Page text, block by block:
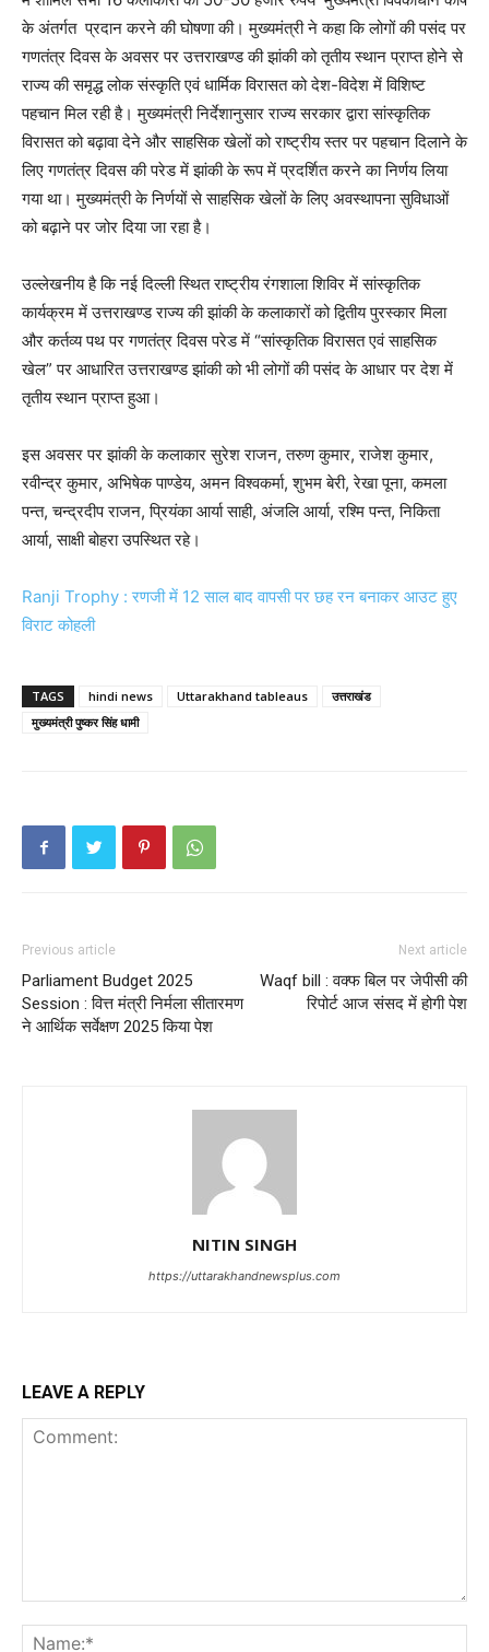
के अंतर्गत प्रदान करने की घोषणा की। मुख्यमंत्री ने कहा कि लोगों की पसंद पर
गणतंत्र दिवस के अवसर पर उत्तराखण्ड की झांकी को तृतीय स्थान प्राप्त होने से
राज्य की समृद्ध लोक संस्कृति एवं धार्मिक विरासत को देश-विदेश में विशिष्ट
पहचान मिल रही है। मुख्यमंत्री निर्देशानुसार राज्य सरकार द्वारा सांस्कृतिक
विरासत को बढ़ावा देने और साहसिक खेलों को राष्ट्रीय स्तर पर पहचान दिलाने के
लिए गणतंत्र दिवस की परेड में झांकी के रूप में प्रदर्शित करने का निर्णय लिया
गया था। मुख्यमंत्री के निर्णयों से साहसिक खेलों के लिए अवस्थापना सुविधाओं
को बढ़ाने पर जोर दिया जा रहा है।
उल्लेखनीय है कि नई दिल्ली स्थित राष्ट्रीय रंगशाला शिविर में सांस्कृतिक
कार्यक्रम में उत्तराखण्ड राज्य की झांकी के कलाकारों को द्वितीय पुरस्कार मिला
और कर्तव्य पथ पर गणतंत्र दिवस परेड में “सांस्कृतिक विरासत एवं साहसिक
खेल” पर आधारित उत्तराखण्ड झांकी को भी लोगों की पसंद के आधार पर देश में
तृतीय स्थान प्राप्त हुआ।
इस अवसर पर झांकी के कलाकार सुरेश राजन, तरुण कुमार, राजेश कुमार,
रवीन्द्र कुमार, अभिषेक पाण्डेय, अमन विश्वकर्मा, शुभम बेरी, रेखा पूना, कमला
पन्त, चन्द्रदीप राजन, प्रियंका आर्या साही, अंजलि आर्या, रश्मि पन्त, निकिता
आर्या, साक्षी बोहरा उपस्थित रहे।
Ranji Trophy : रणजी में 12 साल बाद वापसी पर छह रन बनाकर आउट हुए
विराट कोहली
TAGS hindi news Uttarakhand tableaus
उत्तराखंड
मुख्यमंत्री पुष्कर सिंह धामी
Previous article
Parliament Budget 2025
Session : वित्त मंत्री निर्मला सीतारमण
ने आर्थिक सर्वेक्षण 2025 किया पेश
Next article
Waqf bill : वक्फ बिल पर जेपीसी की
रिपोर्ट आज संसद में होगी पेश
NITIN SINGH
https://uttarakhandnewsplus.com
LEAVE A REPLY